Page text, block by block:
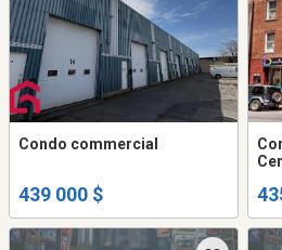
Condo commercial
439 000 $